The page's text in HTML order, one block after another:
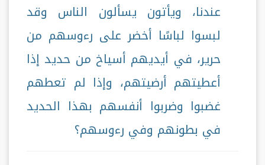
عندنا، ويأتون يسألون الناس وقد
لبسوا لباسًا أخضر على رءوسهم من
حرير، في أيديهم أسياخ من حديد إذا
أعطيتهم أرضيتهم، وإذا لم تعطهم
غضبوا وضربوا أنفسهم بهذا الحديد
في بطونهم وفي رءوسهم؟